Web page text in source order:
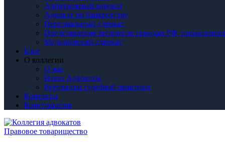
Арбитражный адвокат
Адвокат по банкротству
Персональный адвокат
Представление интересов граждан РФ,
Медицинский адвокат
Блог
О коллегии
О нас
Наши Адвокаты
Результаты судебной практики
Контакты
Консультация